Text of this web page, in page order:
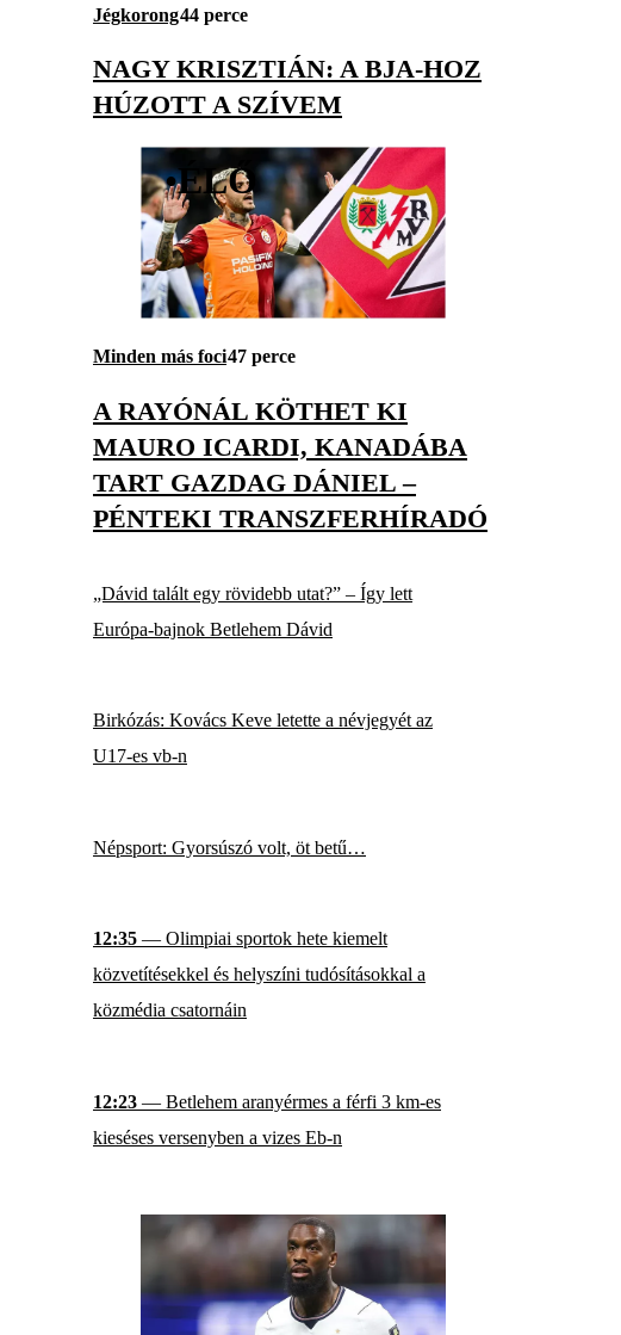
Jégkorong44 perce
NAGY KRISZTIÁN: A BJA-HOZ
HÚZOTT A SZÍVEM
•ÉLŐ
Minden más foci47 perce
A RAYÓNÁL KÖTHET KI
MAURO ICARDI, KANADÁBA
TART GAZDAG DÁNIEL –
PÉNTEKI TRANSZFERHÍRADÓ
„Dávid talált egy rövidebb utat?” – Így lett
Európa-bajnok Betlehem Dávid
Birkózás: Kovács Keve letette a névjegyét az
U17-es vb-n
Népsport: Gyorsúszó volt, öt betű…
12:35 — Olimpiai sportok hete kiemelt
közvetítésekkel és helyszíni tudósításokkal a
közmédia csatornáin
12:23 — Betlehem aranyérmes a férfi 3 km-es
kieséses versenyben a vizes Eb-n